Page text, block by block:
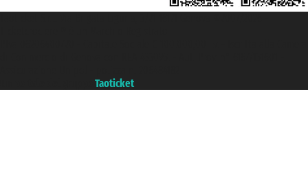
Taoticket